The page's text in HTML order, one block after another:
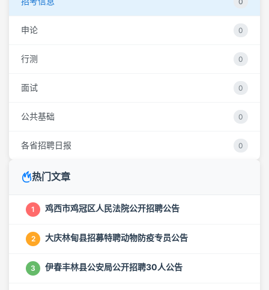
申论 0
行测 0
面试 0
公共基础 0
各省招聘日报 0
热门文章
1 鸡西市鸡冠区人民法院公开招聘公告
2 大庆林甸县招募特聘动物防疫专员公告
3 伊春丰林县公安局公开招聘30人公告